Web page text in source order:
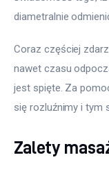
diametralnie
Coraz częściej
nawet czasu
jest spięte. Za
się rozluźnimy i tym
Zalety